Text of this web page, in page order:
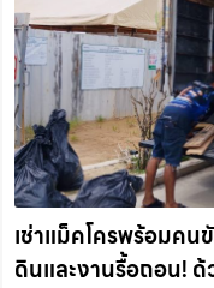
เช่าแม็คโครพร้อมค
ดินและงานรื้อถอน! ด้